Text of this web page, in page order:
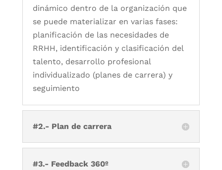
dinámico dentro de la organización que
se puede materializar en varias fases:
planificación de las necesidades de
RRHH, identificación y clasificación del
talento, desarrollo profesional
individualizado (planes de carrera) y
seguimiento
#2.- Plan de carrera
#3.- Feedback 360º